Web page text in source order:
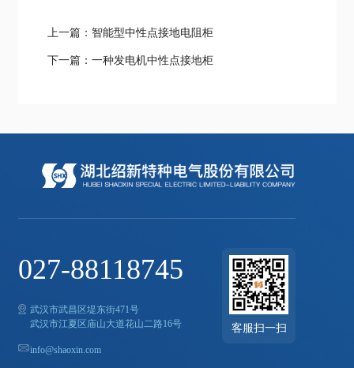
上一篇：智能型中性点接地电阻柜
下一篇：一种发电机中性点接地柜
027-88118745
武汉市武昌区堤东街471号
武汉市江夏区庙山大道花山二路16号
info@shaoxin.com
客服扫一扫